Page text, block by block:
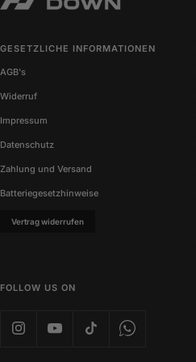
GESETZLICHE INFORMATIONEN
AGB's
Widerruf
Impressum
Datenschutz
Zahlung und Versand
Batteriegesetzhinweise
Vertrag widerrufen
FOLLOW US ON